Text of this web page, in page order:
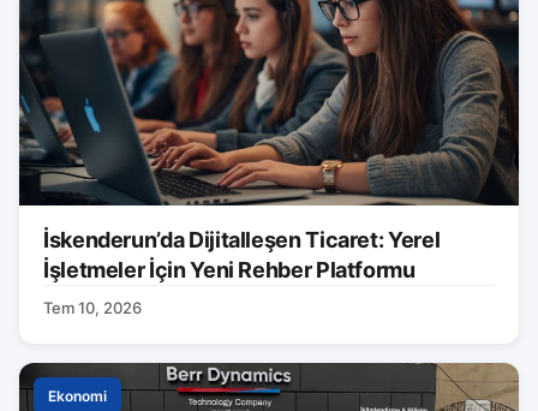
İskenderun’da Dijitalleşen Ticaret: Yerel
İşletmeler İçin Yeni Rehber Platformu
Tem 10, 2026
Ekonomi